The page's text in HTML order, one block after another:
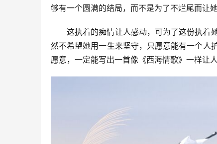
够有一个圆满的结局，而不是为了不烂尾而让
这执着的痴情让人感动，可为了这份执着
然不希望她用一生来坚守，只愿意能有一个人
愿意，一定能写出一首像《西海情歌》一样让